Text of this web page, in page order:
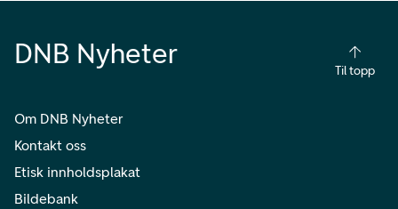
DNB Nyheter
Til topp
Om DNB Nyheter
Kontakt oss
Etisk innholdsplakat
Bildebank